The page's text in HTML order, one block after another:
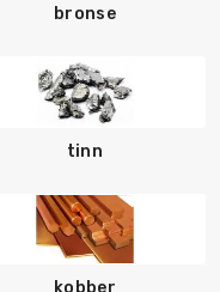
bronse
tinn
kobber